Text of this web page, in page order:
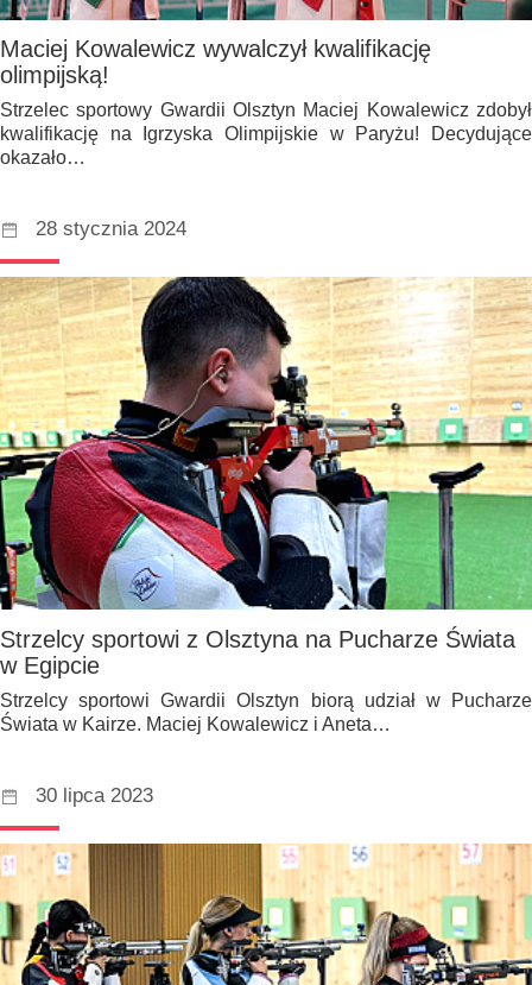
Maciej Kowalewicz wywalczył kwalifikację
olimpijską!
Strzelec sportowy Gwardii Olsztyn Maciej Kowalewicz zdobył
kwalifikację na Igrzyska Olimpijskie w Paryżu! Decydujące
okazało…
28 stycznia 2024
Strzelcy sportowi z Olsztyna na Pucharze Świata
w Egipcie
Strzelcy sportowi Gwardii Olsztyn biorą udział w Pucharze
Świata w Kairze. Maciej Kowalewicz i Aneta…
30 lipca 2023